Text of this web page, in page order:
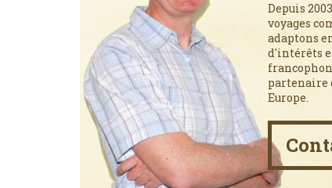
Depuis
voyages
adaptons
d'intérêts
partenaire
Europe.